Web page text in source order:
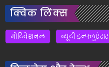
क्विक लिंक्स
मोटिवेशनल ब्यूटी इन्फ्लुएंसर